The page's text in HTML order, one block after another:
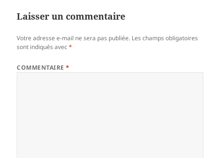
Laisser un commentaire
Votre adresse e-mail ne sera pas publiée. Les champs obligatoires
sont indiqués avec*
COMMENTAIRE*